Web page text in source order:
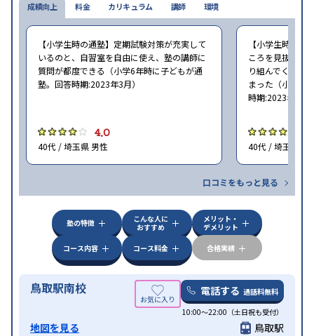
特徴
応
学習にPC・タブレットを利用1科目から受講可
能季節講習のみの受講可自習室あり
成績向上
【小学生時の通塾】定期試験対策が充実して
いるのと、自習室を自由に使え、塾の講師に
質問が都度できる（小学6年時に子どもが通
塾。回答時期:2023年3月）
4.0
40代 / 埼玉県 男性
【小学生時の通
ころを見抜いて
り組んでくれた
まった（小学5
時期:2023年3月
40代 / 埼玉県 女
口コミをもっと見る
料金 カリキュラム 講師 環境
塾の特徴
こんな人に
おすすめ
メリット・
デメリット
コース内容
コース料金 合格実績
鳥取駅南校 電話する 通話料無料
10:00～22:00（土日祝も受付）
地図を見る
鳥取駅